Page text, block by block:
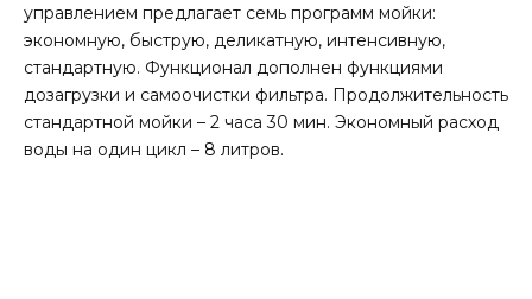
управлением предлагает семь программ мойки:
экономную, быструю, деликатную, интенсивную,
стандартную. Функционал дополнен функциями
дозагрузки и самоочистки фильтра. Продолжительность
стандартной мойки – 2 часа 30 мин. Экономный расход
воды на один цикл – 8 литров.